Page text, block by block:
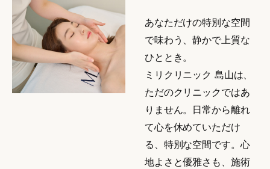
あなただけの特別な空間
で味わう、静かで上質な
ひととき。
ミリクリニック 島山は、
ただのクリニックではあ
りません。日常から離れ
て心を休めていただけ
る、特別な空間です。心
地よさと優雅さも、施術